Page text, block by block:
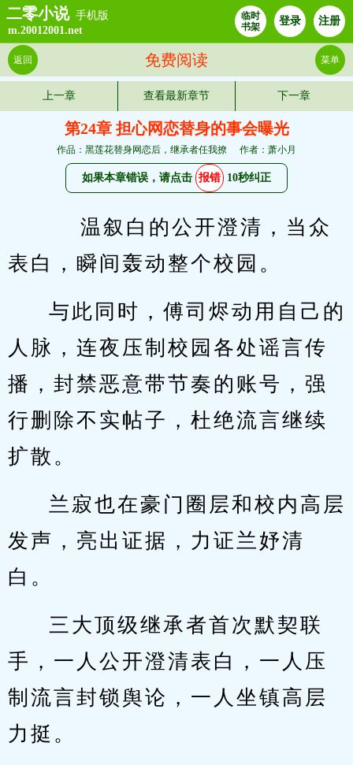
二零小说 手机版
m.20012001.net
临时
书架
登录 注册
免费阅读
返回 菜单
上一章 查看最新章节 下一章
第24章 担心网恋替身的事会曝光
作品：黑莲花替身网恋后，继承者任我撩 作者：萧小月
如果本章错误，请点击 报错 10秒纠正
表白，瞬间轰动整个校园。
与此同时，傅司烬动用自己的
人脉，连夜压制校园各处谣言传
播，封禁恶意带节奏的账号，强
行删除不实帖子，杜绝流言继续
扩散。
兰寂也在豪门圈层和校内高层
发声，亮出证据，力证兰妤清
白。
三大顶级继承者首次默契联
手，一人公开澄清表白，一人压
制流言封锁舆论，一人坐镇高层
力挺。